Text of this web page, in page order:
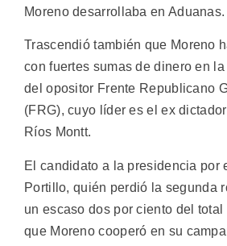
Moreno desarrollaba en Aduanas.
Trascendió también que Moreno
con fuertes sumas de dinero en
del opositor Frente Republicano
(FRG), cuyo líder es el ex
Ríos Montt.
El candidato a la presidencia por
Portillo, quién perdió la segunda
un escaso dos por ciento del
que Moreno cooperó en su